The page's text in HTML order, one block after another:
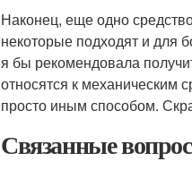
Наконец, еще одно
некоторые подходят и для
я бы рекомендовала
относятся к механическим
просто иным способом.
Связанные